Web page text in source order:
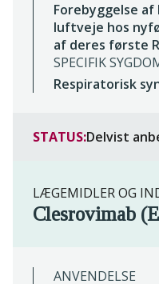
Forebyggelse af
luftveje hos
af deres første
SPECIFIK
Respiratorisk
STATUS:Delvist
LÆGEMIDLER OG
Clesrovimab
ANVENDELSE